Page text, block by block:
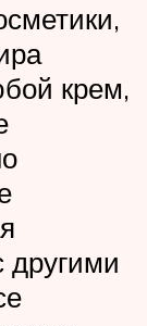
крем,
другими